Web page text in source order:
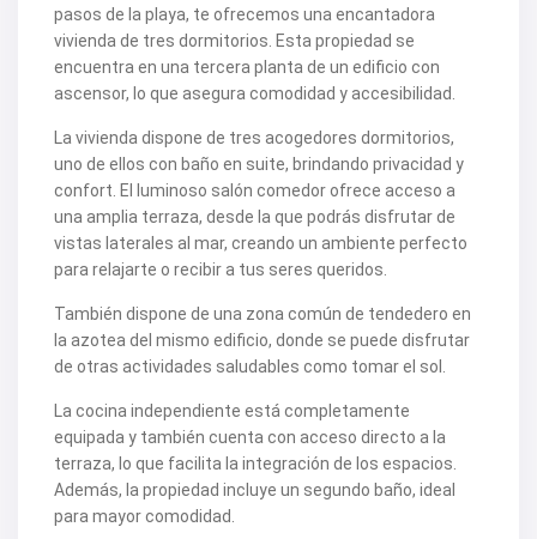
V2458
V2462
V2464
V2465
V2471
V2475
V2477
V2479
V2482
V2483
V2488
V2489
V2491
V2493
V2495
V2496
V2497
V2498
V2502
pasos de la playa, te ofrecemos una encantadora
vivienda de tres dormitorios. Esta propiedad se
encuentra en una tercera planta de un edificio con
ascensor, lo que asegura comodidad y accesibilidad.
La vivienda dispone de tres acogedores dormitorios,
uno de ellos con baño en suite, brindando privacidad y
confort. El luminoso salón comedor ofrece acceso a
una amplia terraza, desde la que podrás disfrutar de
vistas laterales al mar, creando un ambiente perfecto
para relajarte o recibir a tus seres queridos.
También dispone de una zona común de tendedero en
la azotea del mismo edificio, donde se puede disfrutar
de otras actividades saludables como tomar el sol.
La cocina independiente está completamente
equipada y también cuenta con acceso directo a la
terraza, lo que facilita la integración de los espacios.
Además, la propiedad incluye un segundo baño, ideal
para mayor comodidad.